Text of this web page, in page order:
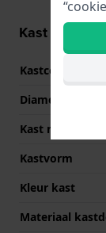
Kast informatie
Kastcode
Diameter
Kast materiaal
Kastvorm
Kleur kast
Materiaal